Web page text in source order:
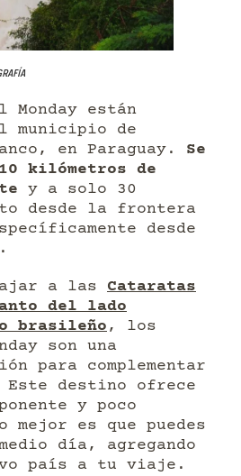
Monday están
municipio de
en Paraguay. Se
kilómetros de
y a solo 30
desde la frontera
desde
a las Cataratas
del lado
brasileño, los
son una
para complementar
destino ofrece
y poco
mejor es que puedes
día, agregando
país a tu viaje.